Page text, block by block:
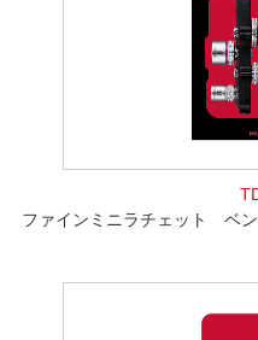
ファインミニラチェット ベ